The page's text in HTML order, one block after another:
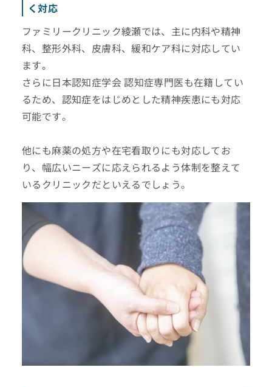
く対応
ファミリークリニック綾瀬では、主に内科や精神
科、整形外科、皮膚科、緩和ケア科に対応してい
ます。
さらに日本認知症学会 認知症専門医も在籍してい
るため、認知症をはじめとした精神疾患にも対応
可能です。
他にも麻薬の処方や在宅看取りにも対応してお
り、幅広いニーズに応えられるよう体制を整えて
いるクリニックだといえるでしょう。